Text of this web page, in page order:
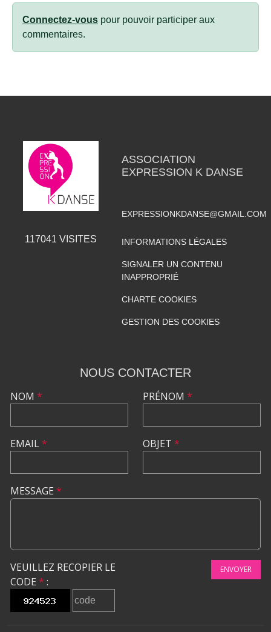
Connectez-vous pour pouvoir participer aux
commentaires.
117041 VISITES
ASSOCIATION
EXPRESSION K DANSE
EXPRESSIONKDANSE@GMAIL.COM
INFORMATIONS LÉGALES
SIGNALER UN CONTENU
INAPPROPRIÉ
CHARTE COOKIES
GESTION DES COOKIES
NOUS CONTACTER
NOM *
EMAIL*
PRÉNOM *
OBJET *
MESSAGE *
VEUILLEZ RECOPIER LE
CODE * :
ENVOYER